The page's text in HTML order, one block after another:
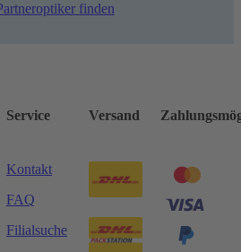
finden
Service
Kontakt
FAQ
Filialsuche
Versand